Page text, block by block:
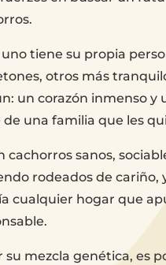
uno tiene su propia
otros más
un corazón inmenso y
una familia que les
cachorros sanos,
rodeados de cariño,
cualquier hogar que
su mezcla genética, es